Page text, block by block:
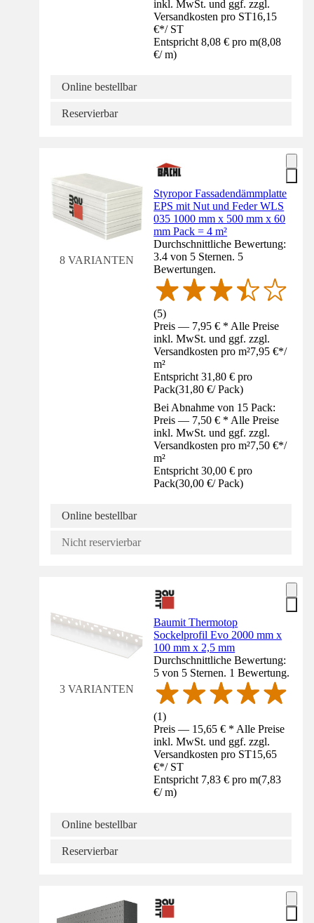
inkl. MwSt. und ggf. zzgl.
Versandkosten pro ST16,15
€*/ ST
Entspricht 8,08 € pro m(8,08
€/ m)
Online bestellbar
Reservierbar
8 VARIANTEN
Styropor Fassadendämmplatte
EPS mit Nut und Feder WLS
035 1000 mm x 500 mm x 60
mm Pack = 4 m²
Durchschnittliche Bewertung:
3.4 von 5 Sternen. 5
Bewertungen.
(5)
Preis — 7,95 € * Alle Preise
inkl. MwSt. und ggf. zzgl.
Versandkosten pro m²7,95 €*/
m²
Entspricht 31,80 € pro
Pack(31,80 €/ Pack)
Bei Abnahme von 15 Pack:
Preis — 7,50 € * Alle Preise
inkl. MwSt. und ggf. zzgl.
Versandkosten pro m²7,50 €*/
m²
Entspricht 30,00 € pro
Pack(30,00 €/ Pack)
Online bestellbar
Nicht reservierbar
3 VARIANTEN
Baumit Thermotop
Sockelprofil Evo 2000 mm x
100 mm x 2,5 mm
Durchschnittliche Bewertung:
5 von 5 Sternen. 1 Bewertung.
(1)
Preis — 15,65 € * Alle Preise
inkl. MwSt. und ggf. zzgl.
Versandkosten pro ST15,65
€*/ ST
Entspricht 7,83 € pro m(7,83
€/ m)
Online bestellbar
Reservierbar